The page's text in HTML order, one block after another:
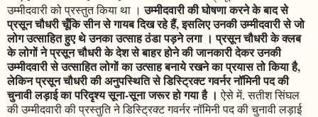
उम्मीदवारी को प्रस्तुत किया था ।उम्मीदवारी की घोषणा करने के बाद से
प्रसून चौधरी चूँकि सीन से गायब दिख रहे हैं, इसलिए उनकी उम्मीदवारी से जो
लोग उत्साहित हुए थे उनका उत्साह ठंडा पड़ने लगा । प्रसून चौधरी के क्लब
के लोगों ने प्रसून चौधरी के देश से बाहर होने की जानकारी देकर उनकी
उम्मीदवारी से उत्साहित लोगों का उत्साह बनाये रखने का प्रयास तो किया है,
लेकिन प्रसून चौधरी की अनुपस्थिति से डिस्ट्रिक्ट गवर्नर नॉमिनी पद की
चुनावी लड़ाई का परिदृश्य सूना-सूना जरूर हो गया है । ऐसे में, सतीश सिंघल
की उम्मीदवारी की प्रस्तुति ने डिस्ट्रिक्ट गवर्नर नॉमिनी पद की चुनावी लड़ाई